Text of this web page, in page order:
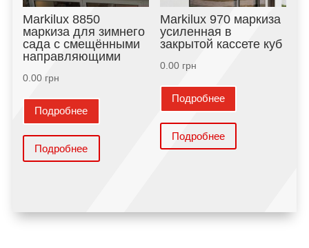
Markilux 8850
маркиза для зимнего
сада с смещёнными
направляющими
0.00грн
Подробнее
Подробнее
Markilux 970 маркиза
усиленная в
закрытой кассете куб
0.00грн
Подробнее
Подробнее